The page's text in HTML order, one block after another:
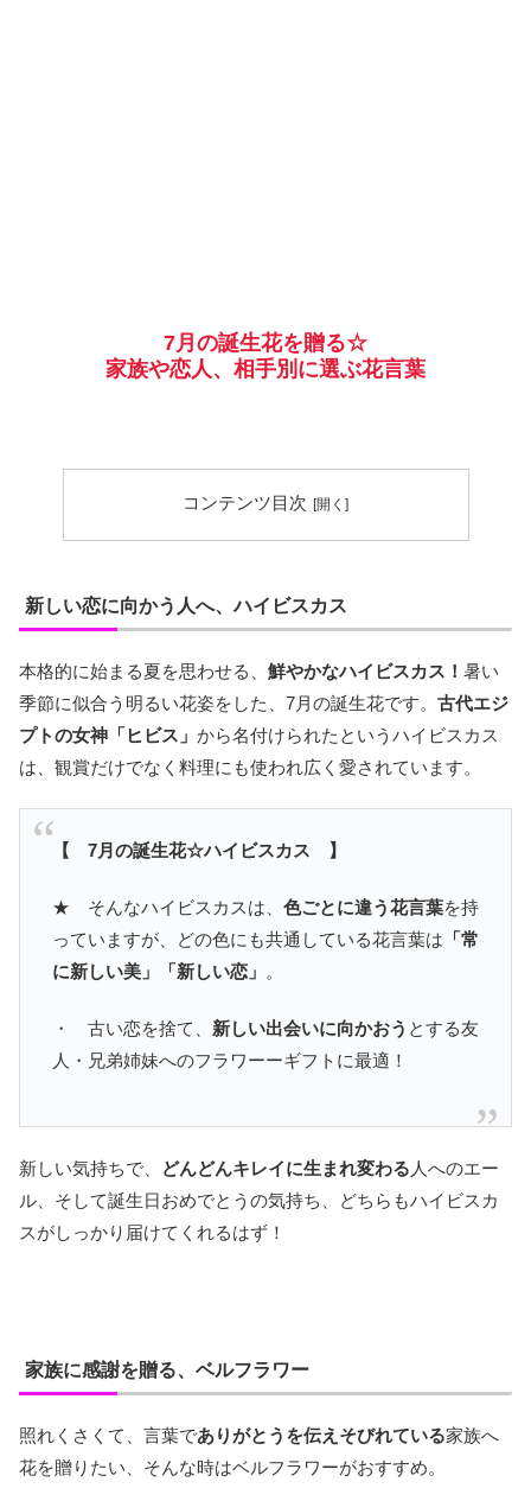
7月の誕生花を贈る☆
家族や恋人、相手別に選ぶ花言葉
コンテンツ目次
新しい恋に向かう人へ、ハイビスカス
本格的に始まる夏を思わせる、 鮮やかなハイビスカス！ 暑い
季節に似合う明るい花姿をした、7月の誕生花です。 古代エジ
プトの女神「ヒビス」 から名付けられたというハイビスカス
は、観賞だけでなく料理にも使われ広く愛されています。
【 7月の誕生花☆ハイビスカス 】
★ そんなハイビスカスは、 色ごとに違う花言葉を持
っていますが、どの色にも共通している花言葉は 「常
に新しい美」「新しい恋」 。
・ 古い恋を捨て、 新しい出会いに向かおう とする友
人・兄弟姉妹へのフラワーーギフトに最適！
新しい気持ちで、 どんどんキレイに生まれ変わる 人へのエー
ル、そして誕生日おめでとうの気持ち、どちらもハイビスカ
スがしっかり届けてくれるはず！
家族に感謝を贈る、ベルフラワー
照れくさくて、言葉でありがとうを伝えそびれている家族へ
花を贈りたい、そんな時はベルフラワーがおすすめ。